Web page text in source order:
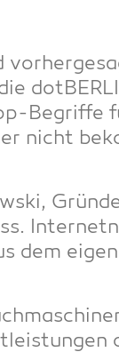
Begrif­fe
nicht
dem